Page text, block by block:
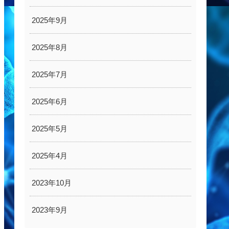
2025年9月
2025年8月
2025年7月
2025年6月
2025年5月
2025年4月
2023年10月
2023年9月